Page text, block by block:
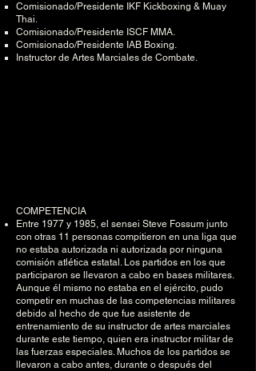
Comisionado/Presidente IKF Kickboxing & Muay
Thai.
Comisionado/Presidente ISCF MMA.
Comisionado/Presidente IAB Boxing.
Instructor de Artes Marciales de Combate.
COMPETENCIA
Entre 1977 y 1985, el sensei Steve Fossum junto
con otras 11 personas compitieron en una liga que
no estaba autorizada ni autorizada por ninguna
comisión atlética estatal. Los partidos en los que
participaron se llevaron a cabo en bases militares.
Aunque él mismo no estaba en el ejército, pudo
competir en muchas de las competencias militares
debido al hecho de que fue asistente de
entrenamiento de su instructor de artes marciales
durante este tiempo, quien era instructor militar de
las fuerzas especiales. Muchos de los partidos se
llevaron a cabo antes, durante o después del